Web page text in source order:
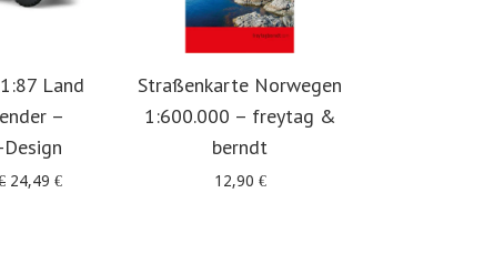
Land
–
Ursprünglicher
24,49 €Aktueller
Straßenkarte Norwegen
1:600.000 – freytag &
berndt
12,90 €